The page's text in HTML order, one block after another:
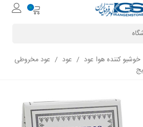
0
خوشبو کننده هوا عود / عود / عود مخروطی